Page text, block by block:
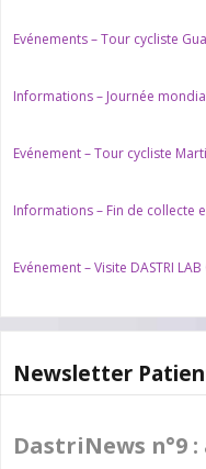
Evénements – Tour cycliste
Informations – Journée
Evénement – Tour cycliste
Informations – Fin de collecte
Evénement – Visite DASTRI
Newsletter
DastriNews n°9